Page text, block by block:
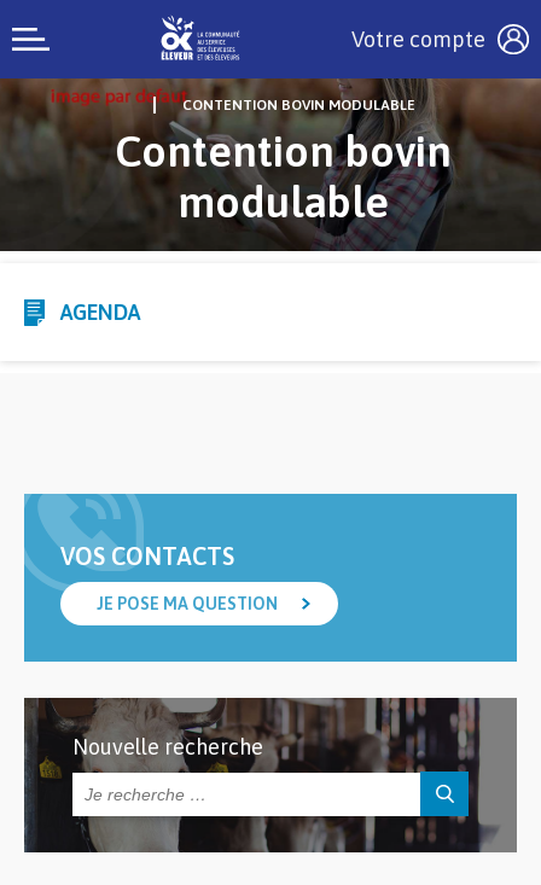
Votre compte
CONTENTION BOVIN MODULABLE
Contention bovin
modulable
AGENDA
VOS CONTACTS
JE POSE MA QUESTION
Nouvelle recherche